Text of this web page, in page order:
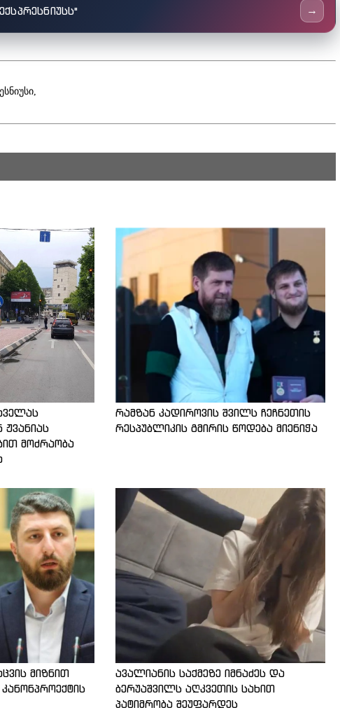
→
ჟვანიას
მოძრაობა
რამზან კადიროვის შვილს ჩეჩნეთის
რესპუბლიკის გმირის წოდება მიენიჭა
მიზნით
ავალიანის საქმეზე იმნაძეს და
ბერუაშვილს აღკვეთის სახით
პატიმრობა შეუფარდეს